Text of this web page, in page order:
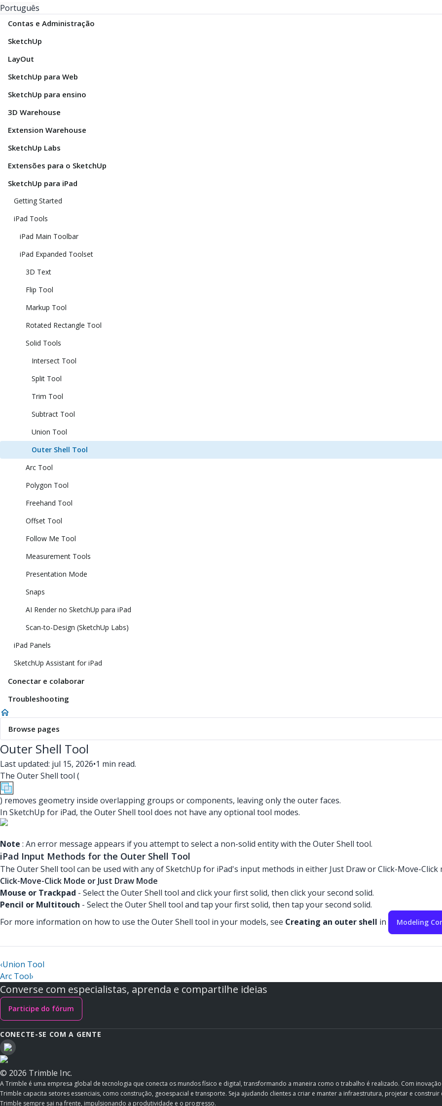
Português
Contas e Administração
SketchUp
LayOut
SketchUp para Web
SketchUp para ensino
3D Warehouse
Extension Warehouse
SketchUp Labs
Extensões para o SketchUp
SketchUp para iPad
Getting Started
iPad Tools
iPad Main Toolbar
iPad Expanded Toolset
3D Text
Flip Tool
Markup Tool
Rotated Rectangle Tool
Solid Tools
Intersect Tool
Split Tool
Trim Tool
Subtract Tool
Union Tool
Outer Shell Tool
Arc Tool
Polygon Tool
Freehand Tool
Offset Tool
Follow Me Tool
Measurement Tools
Presentation Mode
Snaps
AI Render no SketchUp para iPad
Scan-to-Design (SketchUp Labs)
iPad Panels
SketchUp Assistant for iPad
Conectar e colaborar
Troubleshooting
Browse pages
Outer Shell Tool
Last updated: jul 15, 2026•1 min read.
The Outer Shell tool (
) removes geometry inside overlapping groups or components, leaving only the outer faces.
In SketchUp for iPad, the Outer Shell tool does not have any optional tool modes.
Note : An error message appears if you attempt to select a non-solid entity with the Outer Shell tool.
iPad Input Methods for the Outer Shell Tool
The Outer Shell tool can be used with any of SketchUp for iPad's input methods in either Just Draw or Click-Move-Click
Click-Move-Click Mode or Just Draw Mode
Mouse or Trackpad - Select the Outer Shell tool and click your first solid, then click your second solid.
Pencil or Multitouch - Select the Outer Shell tool and tap your first solid, then tap your second solid.
For more information on how to use the Outer Shell tool in your models, see Creating an outer shell in Modeling
‹Union Tool
Arc Tool›
Converse com especialistas, aprenda e compartilhe ideias
Participe do fórum
CONECTE-SE COM A GENTE
© 2026 Trimble Inc.
A Trimble é uma empresa global de tecnologia que conecta os mundos físico e digital, transformando a maneira como o trabalho é realizado. Com
Trimble capacita setores essenciais, como construção, geoespacial e transporte. Seja ajudando clientes a criar e manter a infraestrutura, projetar e
Trimble sempre sai na frente, impulsionando a produtividade e o progresso.